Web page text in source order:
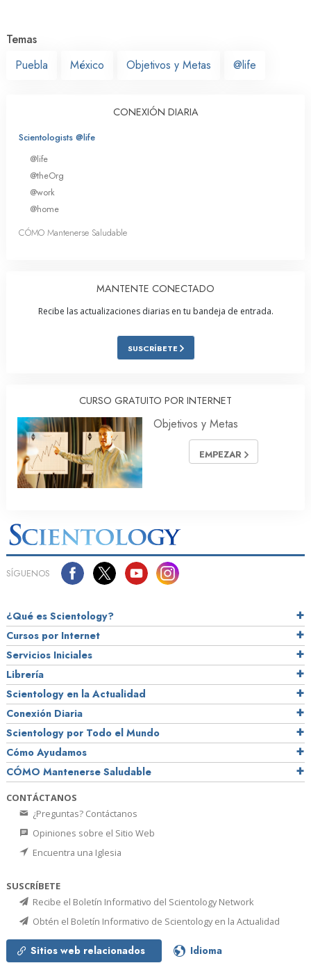
Temas
Puebla
México Objetivos y Metas @life
CONEXIÓN DIARIA
Scientologists @life
@life
@theOrg
@work
@home
CÓMO Mantenerse Saludable
MANTENTE CONECTADO
Recibe las actualizaciones diarias en tu bandeja de entrada.
SUSCRÍBETE
CURSO GRATUITO POR INTERNET
Objetivos y Metas
EMPEZAR
SÍGUENOS
¿Qué es Scientology?
Cursos por Internet
Servicios Iniciales
Librería
Scientology en la Actualidad
Conexión Diaria
Scientology por Todo el Mundo
Cómo Ayudamos
CÓMO Mantenerse Saludable
CONTÁCTANOS
¿Preguntas? Contáctanos
Opiniones sobre el Sitio Web
Encuentra una Iglesia
SUSCRÍBETE
Recibe el Boletín Informativo del Scientology Network
Obtén el Boletín Informativo de Scientology en la Actualidad
Sitios web relacionados Idioma